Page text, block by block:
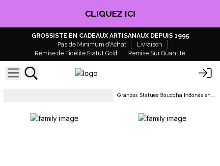
EN PROFITER !
GROSSISTE EN CADEAUX ARTISANAUX DEPUIS 1995
Pas de Minimum d'Achat
Livraison
Remise de Fidélité Statut Gold
Remise Sur Quantité
Grandes Statues Bouddha Indonésiennes